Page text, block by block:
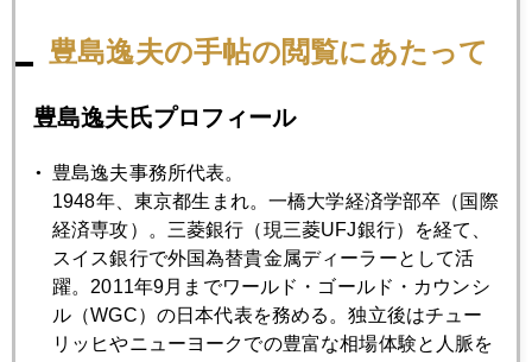
2013年
1月 2月 3月 4月 5月 6月
7月 9月 10月 11月 12月
豊島逸夫の手帖の閲覧にあたって
豊島逸夫氏プロフィール
豊島逸夫事務所代表。
1948年、東京都生まれ。一橋大学経済学部卒（国際
経済専攻）。三菱銀行（現三菱UFJ銀行）を経て、
スイス銀行で外国為替貴金属ディーラーとして活
躍。2011年9月までワールド・ゴールド・カウンシ
ル（WGC）の日本代表を務める。独立後はチュー
リッヒやニューヨークでの豊富な相場体験と人脈を